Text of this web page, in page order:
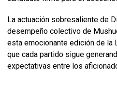
La actuación sobresaliente de
desempeño colectivo de
esta emocionante edición de la
que cada partido sigue
expectativas entre los